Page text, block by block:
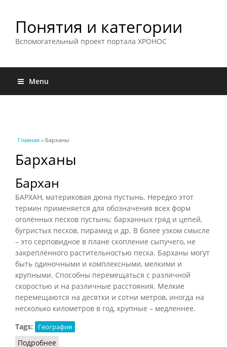
Понятия и категории
Вспомогательный проект портала ХРОНОС
Menu
Вы здесь
Главная » Барханы
Барханы
Бархан
БАРХАН, материковая дюна пустынь. Нередко этот
термин применяется для обозначения всех форм
оголённых песков пустынь: барханных гряд и цепей,
бугристых песков, пирамид и др. В более узком смысле
– это серповидное в плане скопление сыпучего, не
закреплённого растительностью песка. Барханы могут
быть одиночными и комплексными, мелкими и
крупными. Способны перемещаться с различной
скоростью и на различные расстояния. Мелкие
перемещаются на десятки и сотни метров, иногда на
несколько километров в год, крупные – медленнее.
Tags:
География
Подробнее